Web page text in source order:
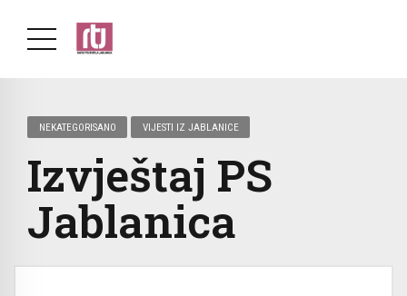
NEKATEGORISANO VIJESTI IZ JABLANICE
Izvještaj PS
Jablanica